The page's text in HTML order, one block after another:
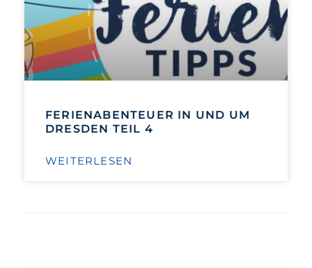
FERIENABENTEUER IN UND UM
DRESDEN TEIL 4
WEITERLESEN